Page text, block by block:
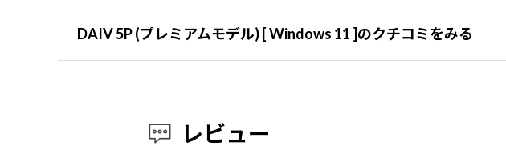
DAIV 5P (プレミアムモデル) [ Windows 11 ]のクチコミをみる
レビュー